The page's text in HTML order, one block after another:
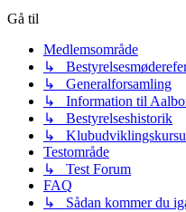
Gå til
Medlemsområde
↳
↳ Generalforsamling
↳ Information til
↳ Bestyrelseshistorik
↳
Testområde
↳ Test Forum
FAQ
↳ Sådan kommer du